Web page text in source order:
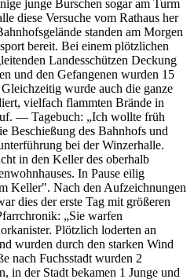
junge Burschen sogar am Turm
diese Versuche vom Rathaus her
standen am Morgen
bereit. Bei einem plötzlichen
Landesschützen Deckung
und den Gefangenen wurden 15
wurde auch die ganze
vielfach flammten Brände in
— Tagebuch: „Ich wollte früh
Beschießung des Bahnhofs und
bei der Winzerhalle.
in den Keller des oberhalb
In Pause eilig
Keller". Nach den Aufzeichnungen
dies der erste Tag mit größeren
„Sie warfen
Plötzlich loderten an
wurden durch den starken Wind
nach Fuchsstadt wurden 2
in der Stadt bekamen 1 Junge und